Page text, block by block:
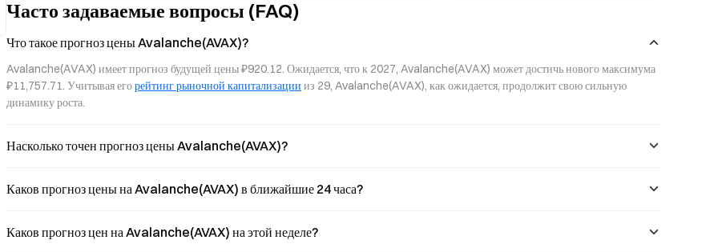
проекты, а не просто удерживая AVAX.
Часто задаваемые вопросы (FAQ)
Что такое прогноз цены Avalanche(AVAX)?
Avalanche(AVAX) имеет прогноз будущей цены ₽920.12. Ожидается, что к 2027, Avalanche(AVAX) может достичь нового максимума
₽11,757.71. Учитывая его рейтинг рыночной капитализации из 29, Avalanche(AVAX), как ожидается, продолжит свою сильную
динамику роста.
Насколько точен прогноз цены Avalanche(AVAX)?
Каков прогноз цены на Avalanche(AVAX) в ближайшие 24 часа?
Каков прогноз цен на Avalanche(AVAX) на этой неделе?